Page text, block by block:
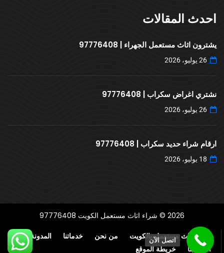
احدث المقالات
يشترون اثاث مستعمل الجهراء | 97776408
26 يوليو، 2026
نشتري اغراض سكراب | 97776408
26 يوليو، 2026
ارقام شراء حديد سكراب | 97776408
18 يوليو، 2026
2026 © شراء اثاث مستعمل الكويت 97776408
شراء اثاث مستعمل بالكويت من نحن خدماتنا
المدونة
اتصل بنا
خريطة الموقع
اتصل الآن